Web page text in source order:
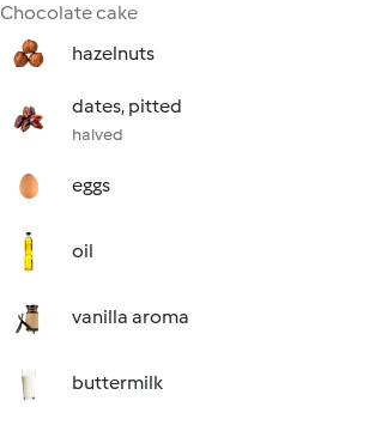
Chocolate cake
hazelnuts
dates, pitted
halved
eggs
oil
vanilla aroma
buttermilk